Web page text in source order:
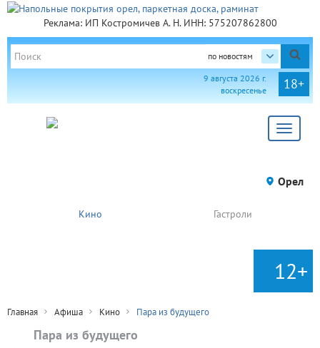
Реклама: ИП Костромичев А. Н. ИНН: 575207862800
по новостям
18+
9 августа 2026 г.
воскресенье
Toggle
Орел
Кино Гастроли
12+
Главная Афиша Кино Пара из будущего
Пара из будущего